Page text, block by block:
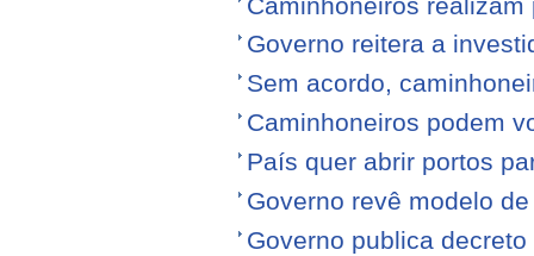
Governo reitera a
Sem acordo,
Caminhoneiros podem
País quer abrir portos
Governo revê modelo
Governo publica